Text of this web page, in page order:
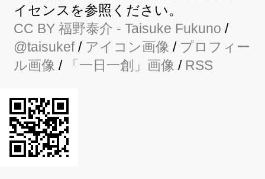
イセンスを参照ください。
CC BY 福野泰介 - Taisuke Fukuno /
@taisukef/ アイコン画像 / プロフィー
ル画像 / 「一日一創」画像 / RSS